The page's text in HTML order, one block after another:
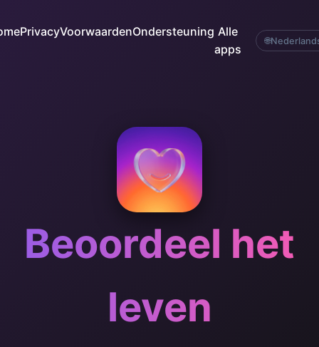
PrivacyVoorwaardenOndersteuning Alle
apps
🌐
Beoordeel het
leven